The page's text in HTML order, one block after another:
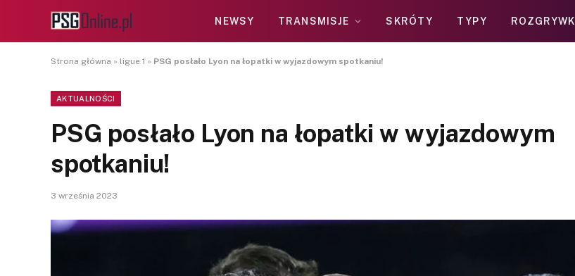
NEWSY TRANSMISJE SKRÓTY TYPY ROZGRYWKI
Strona główna » ligue 1 » PSG posłało Lyon na łopatki w wyjazdowym spotkaniu!
AKTUALNOŚCI
PSG posłało Lyon na łopatki w wyjazdowym
spotkaniu!
3 września 2023